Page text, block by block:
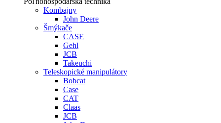
Kombajny
John Deere
Šmýkače
CASE
Gehl
JCB
Takeuchi
Teleskopické manipulátory
Bobcat
Case
CAT
Claas
JCB